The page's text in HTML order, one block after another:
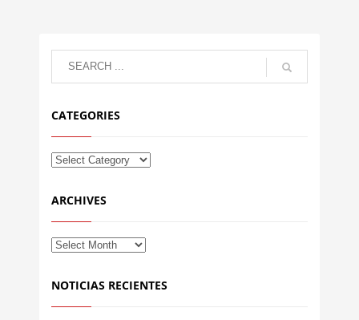
CATEGORIES
ARCHIVES
NOTICIAS RECIENTES